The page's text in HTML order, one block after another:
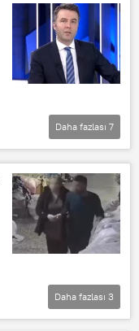
Daha fazlası 7
Daha fazlası 3